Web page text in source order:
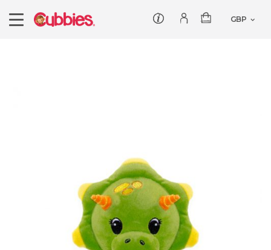
Kundenbetreung
Einloggen/Registrieren